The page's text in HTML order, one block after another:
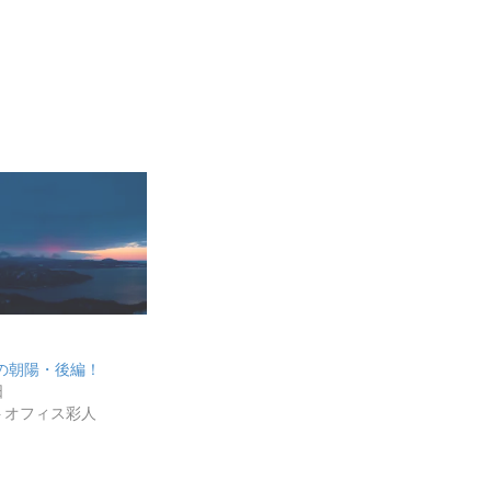
朝陽・後編！
フィス彩人